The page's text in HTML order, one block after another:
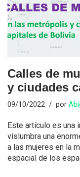
Calles de
y ciudades
09/10/2022 por
Este artículo es una
vislumbra una
a las mujeres en la
espacial de los